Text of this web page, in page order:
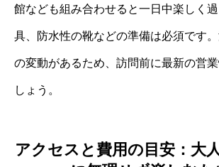
館なども組み合わせると一日中楽しく
具、防水性の靴などの準備は必須です
の変動があるため、訪問前に最新の営
しょう。
アクセスと費用の目安：大